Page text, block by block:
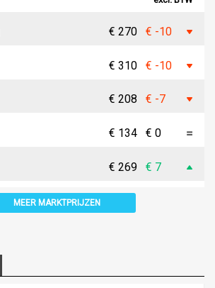
€ 270 € -10
€ 310 € -10
€ 208 € -7
€ 134 € 0
€ 269 € 7
MEER MARKTPRIJZEN